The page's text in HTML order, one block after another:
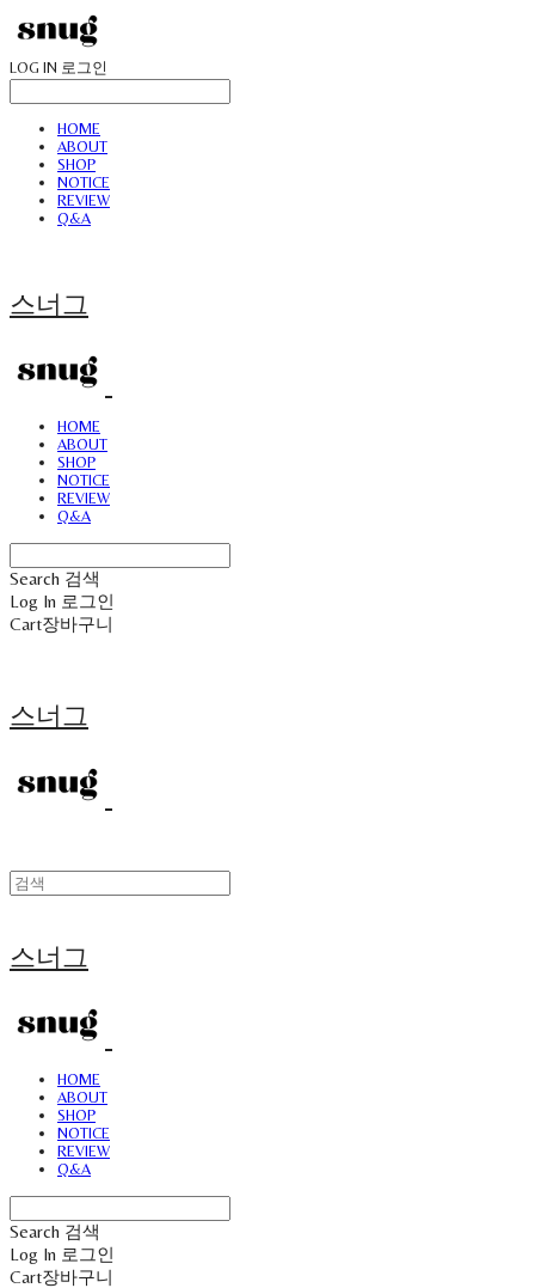
LOG IN 로그인
HOME
ABOUT
SHOP
NOTICE
REVIEW
Q&A
스너그
HOME
ABOUT
SHOP
NOTICE
REVIEW
Q&A
Search 검색
Log In 로그인
Cart장바구니
스너그
스너그
HOME
ABOUT
SHOP
NOTICE
REVIEW
Q&A
Search 검색
Log In 로그인
Cart장바구니